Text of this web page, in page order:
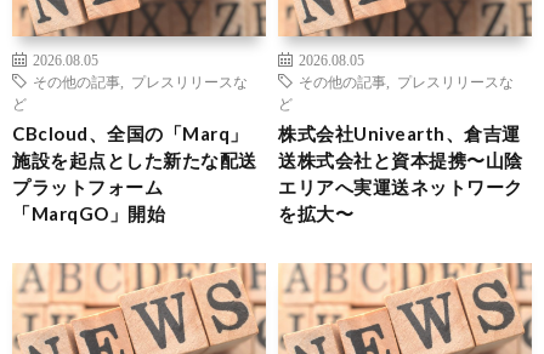
2026.08.05
その他の記事
プレスリリースな
ど
CBcloud、全国の「Marq」
施設を起点とした新たな配送
プラットフォーム
「MarqGO」開始
2026.08.05
その他の記事
プレスリリースな
ど
株式会社Univearth、倉吉運
送株式会社と資本提携〜山陰
エリアへ実運送ネットワーク
を拡大〜